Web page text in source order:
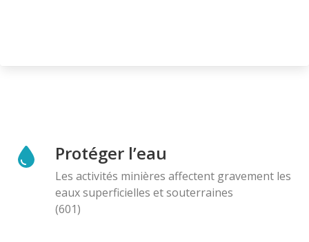
Protéger l’eau
Les activités minières affectent gravement les
eaux superficielles et souterraines
(601)